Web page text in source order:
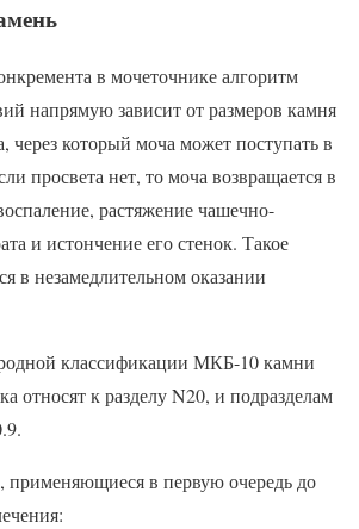
в мочеточнике алгоритм
напрямую зависит от размеров камня
через который моча может поступать в
просвета нет, то моча возвращается в
растяжение чашечно-
и истончение его стенок. Такое
в незамедлительном оказании
классификации МКБ-10 камни
относят к разделу N20, и подразделам
в первую очередь до